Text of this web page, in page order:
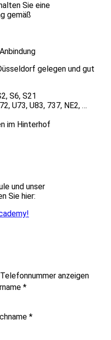
Sie eine
gemäß
gelegen und gut
S6, S21
U73, U83, 737, NE2, …
im Hinterhof
und unser
Sie hier:
Telefonnummer anzeigen
*
*